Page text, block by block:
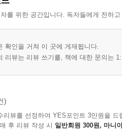
를 위한 공간입니다. 독자들에게 전하
확인을 거쳐 이 곳에 게재됩니다.
리뷰는 리뷰 쓰기를, 책에 대한 문의는
)
리뷰를 선정하여 YES포인트 3만원을 드
후 리뷰 작성 시 일반회원 300원, 마니